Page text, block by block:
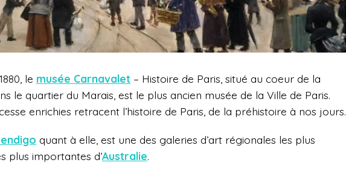
le musée Carnavalet – Histoire de Paris, situé au coeur de la
le quartier du Marais, est le plus ancien musée de la Ville de Paris.
enrichies retracent l’histoire de Paris, de la préhistoire à nos jours.
quant à elle, est une des galeries d’art régionales les plus
plus importantes d’Australie.